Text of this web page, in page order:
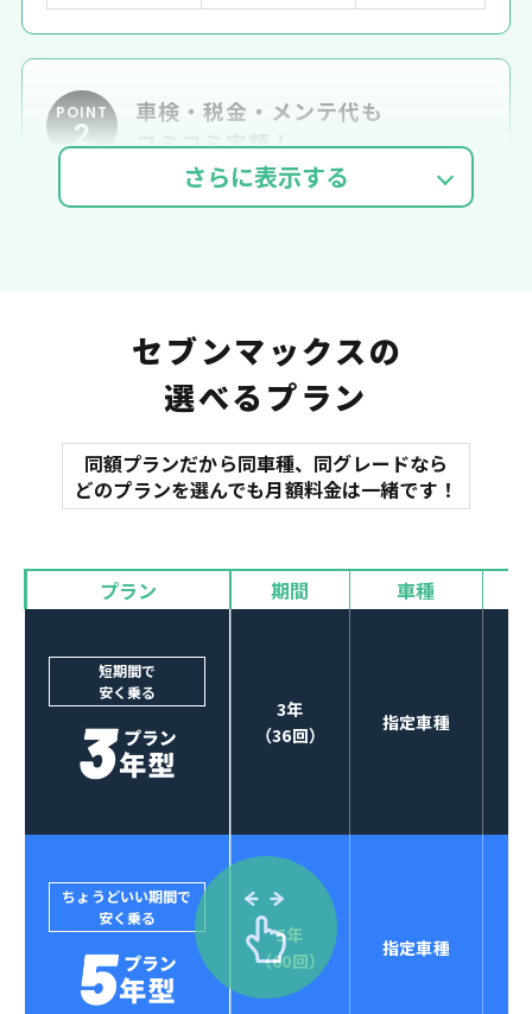
POINT
2
車検・税金・メンテ代も
コミコミ定額！
オイル交換 諸費用
マット
バイザー
3
オプションも選べる！
POINT
4
セブンマックスなら
クレジットカード払い可能
セブンマックスの
選べるプラン
同額プランだから同車種、同グレードなら
どのプランを選んでも月額料金は一緒です！
プラン 期間 車種
短期間で
安く乗る
3年
（36回）
指定車種
ちょうどいい期間で
安く乗る
5年
（60回）
指定車種